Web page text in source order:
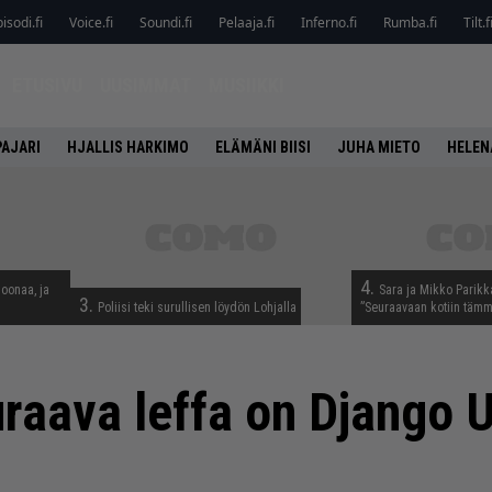
Voice.fi Soundi.fi Pelaaja.fi Inferno.fi Rumba.fi Tilt.fi
HJALLIS HARKIMO ELÄMÄNI BIISI JUHA MIETO
ja
3. Poliisi teki surullisen löydön Lohjalla
4. Sara ja Mikko
”Seuraavaan kotiin
leffa on Django